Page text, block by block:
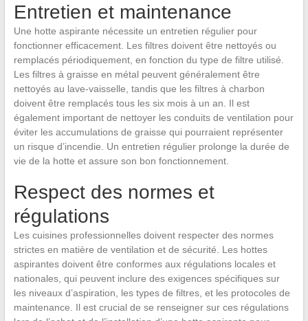
Entretien et maintenance
Une hotte aspirante nécessite un entretien régulier pour
fonctionner efficacement. Les filtres doivent être nettoyés ou
remplacés périodiquement, en fonction du type de filtre utilisé.
Les filtres à graisse en métal peuvent généralement être
nettoyés au lave-vaisselle, tandis que les filtres à charbon
doivent être remplacés tous les six mois à un an. Il est
également important de nettoyer les conduits de ventilation pour
éviter les accumulations de graisse qui pourraient représenter
un risque d’incendie. Un entretien régulier prolonge la durée de
vie de la hotte et assure son bon fonctionnement.
Respect des normes et
régulations
Les cuisines professionnelles doivent respecter des normes
strictes en matière de ventilation et de sécurité. Les hottes
aspirantes doivent être conformes aux régulations locales et
nationales, qui peuvent inclure des exigences spécifiques sur
les niveaux d’aspiration, les types de filtres, et les protocoles de
maintenance. Il est crucial de se renseigner sur ces régulations